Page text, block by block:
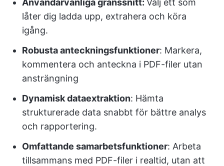
Användarvänliga gränssnitt: Välj ett som
låter dig ladda upp, extrahera och köra
igång.
Robusta anteckningsfunktioner: Markera,
kommentera och anteckna i PDF-filer utan
ansträngning
Dynamisk dataextraktion: Hämta
strukturerade data snabbt för bättre analys
och rapportering.
Omfattande samarbetsfunktioner: Arbeta
tillsammans med PDF-filer i realtid, utan att